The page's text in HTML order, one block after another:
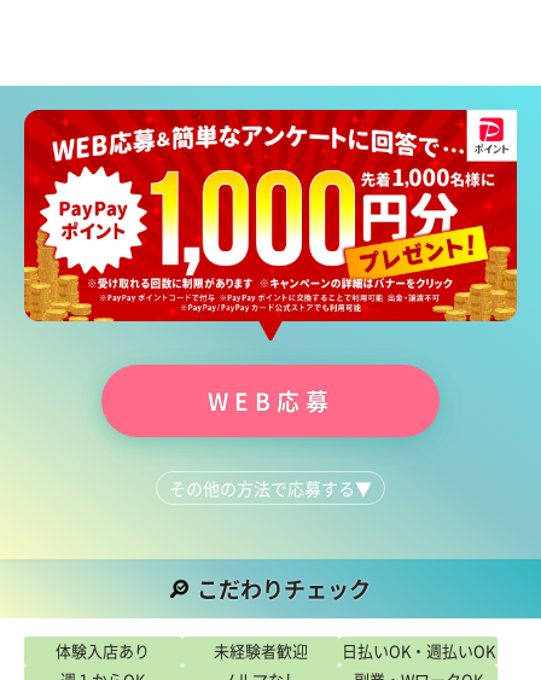
WEB応募
その他の方法で応募する▼
こだわりチェック
こだわり体験入店あり 未経験者歓迎
日払いOK・週払いOK